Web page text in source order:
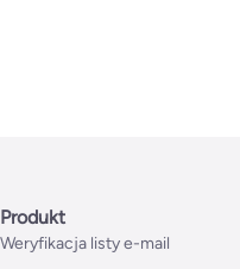
Produkt
Weryfikacja listy e-mail